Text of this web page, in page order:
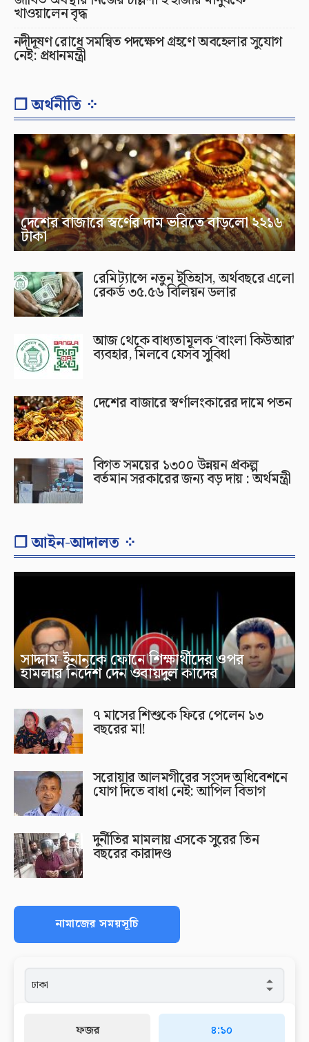
খাওয়ালেন বৃদ্ধ
নদীদূষণ রোধে সমন্বিত পদক্ষেপ গ্রহণে অবহেলার সুযোগ
নেই: প্রধানমন্ত্রী
❐ অর্থনীতি ⁘
দেশের বাজারে স্বর্ণের দাম ভরিতে বাড়লো ২২১৬
টাকা
রেমিট্যান্সে নতুন ইতিহাস, অর্থবছরে এলো
রেকর্ড ৩৫.৫৬ বিলিয়ন ডলার
আজ থেকে বাধ্যতামূলক ‘বাংলা কিউআর’
ব্যবহার, মিলবে যেসব সুবিধা
দেশের বাজারে স্বর্ণালংকারের দামে পতন
বিগত সময়ের ১৩০০ উন্নয়ন প্রকল্প
বর্তমান সরকারের জন্য বড় দায় : অর্থমন্ত্রী
❐ আইন-আদালত ⁘
সাদ্দাম-ইনানকে ফোনে শিক্ষার্থীদের ওপর
হামলার নির্দেশ দেন ওবায়দুল কাদের
৭ মাসের শিশুকে ফিরে পেলেন ১৩
বছরের মা!
সরোয়ার আলমগীরের সংসদ অধিবেশনে
যোগ দিতে বাধা নেই: আপিল বিভাগ
দুর্নীতির মামলায় এসকে সুরের তিন
বছরের কারাদণ্ড
নামাজের সময়সূচি
ফজর
৪:১০